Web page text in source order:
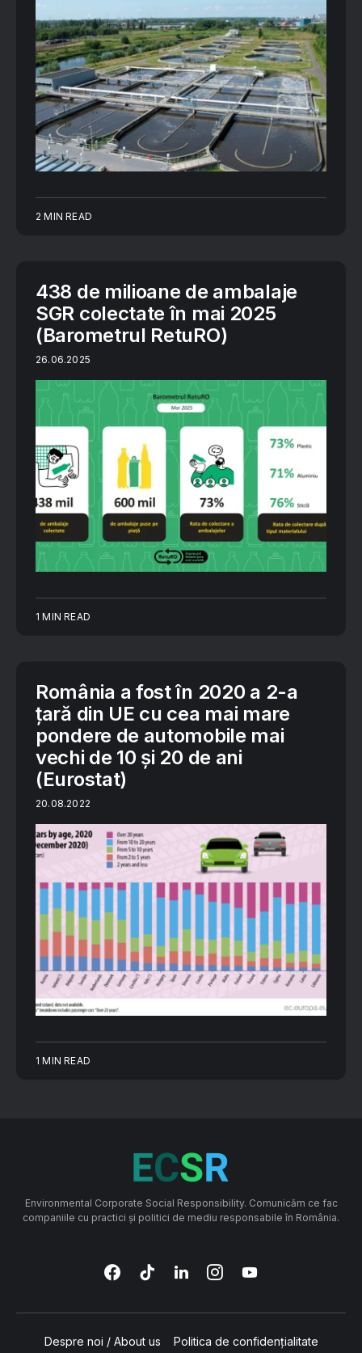
2 MIN READ
438 de milioane de ambalaje
SGR colectate în mai 2025
(Barometrul RetuRO)
26.06.2025
1 MIN READ
România a fost în 2020 a 2-a
țară din UE cu cea mai mare
pondere de automobile mai
vechi de 10 și 20 de ani
(Eurostat)
20.08.2022
1 MIN READ
Environmental Corporate Social Responsibility. Comunicăm ce fac
companiile cu practici și politici de mediu responsabile în România.
Despre noi / About us Politica de confidențialitate